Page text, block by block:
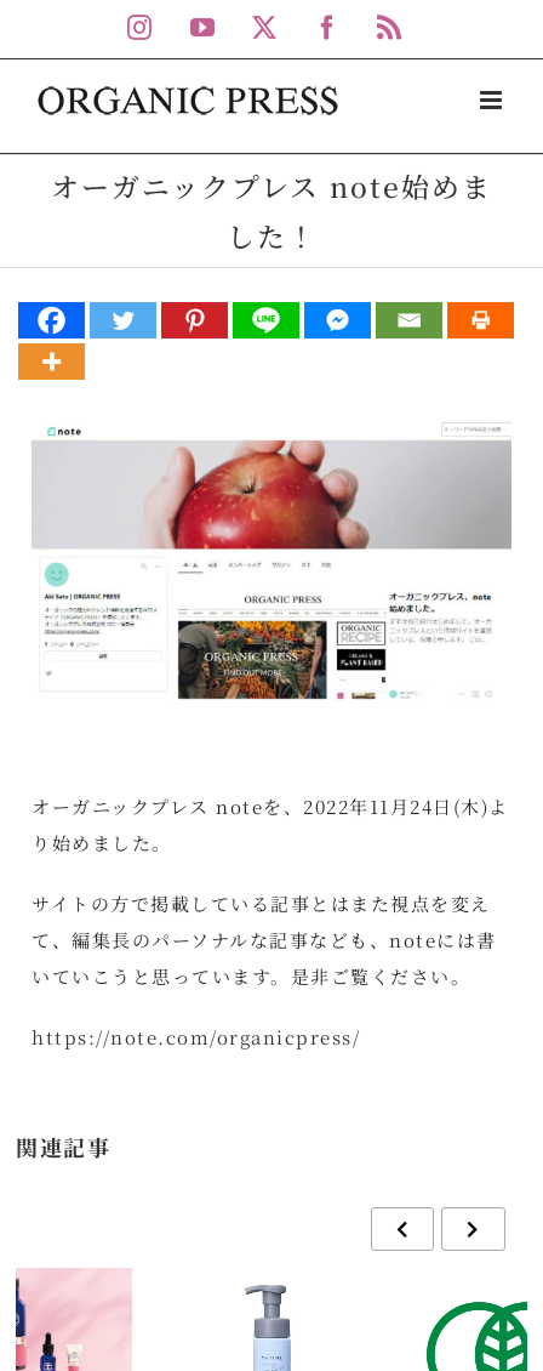
to
content
Instagram
YouTube Facebook
オーガニックプレス note始めま
した！
オーガニックプレス noteを、2022年11月24日(木)よ
り始めました。
サイトの方で掲載している記事とはまた視点を変え
て、編集長のパーソナルな記事なども、noteには書
いていこうと思っています。是非ご覧ください。
https://note.com/organicpress/
関連記事